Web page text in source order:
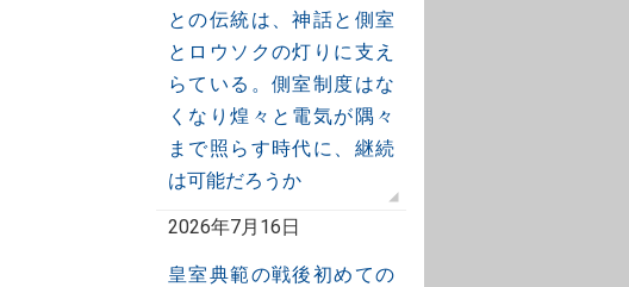
との伝統は、神話と側室
とロウソクの灯りに支え
らている。側室制度はな
くなり煌々と電気が隅々
まで照らす時代に、継続
は可能だろうか
2026年7月16日
皇室典範の戦後初めての